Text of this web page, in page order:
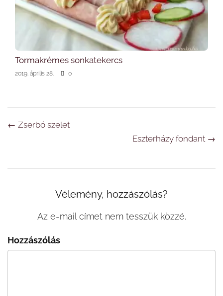
Tormakrémes sonkatekercs
2019. április 28. 0
Navigáció
← Zserbó szelet
Eszterházy fondant →
Vélemény, hozzászólás?
Az e-mail címet nem tesszük közzé.
Hozzászólás